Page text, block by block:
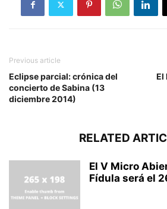
Previous article
Eclipse parcial: crónica del
concierto de Sabina (13
diciembre 2014)
El
RELATED
El V Micro
Fídula será el